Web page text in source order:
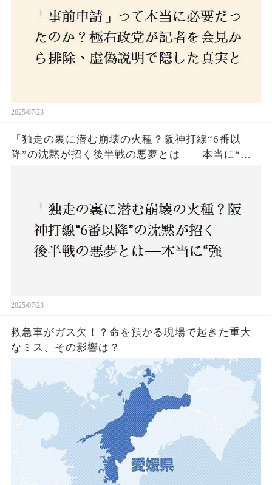
2025/07/23
「独走の裏に潜む崩壊の火種？阪神打線“6番以
降”の沈黙が招く後半戦の悪夢とは——本当に“強
2025/07/23
救急車がガス欠！？命を預かる現場で起きた重大
なミス、その影響は？